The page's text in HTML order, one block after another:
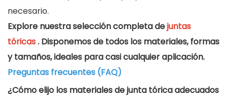
necesario.
Explore nuestra selección completa dejuntas
tóricas. Disponemos de todos los materiales, formas
y tamaños, ideales para casi cualquier aplicación.
Preguntas frecuentes (FAQ)
¿Cómo elijo los materiales de junta tórica adecuados